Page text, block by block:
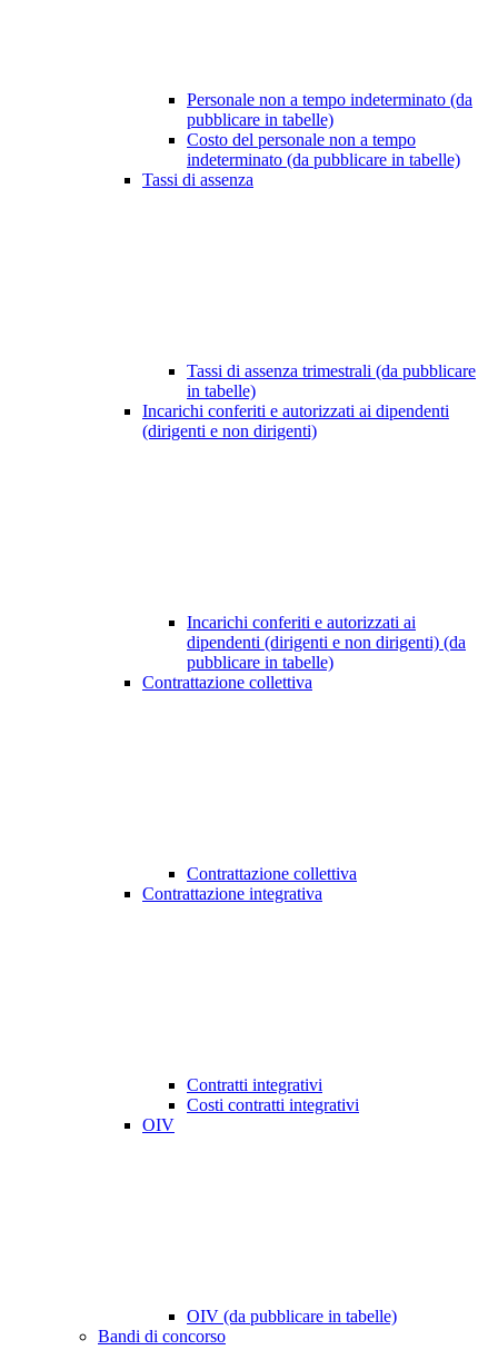
Personale non a tempo indeterminato (da
pubblicare in tabelle)
Costo del personale non a tempo
indeterminato (da pubblicare in tabelle)
Tassi di assenza
Tassi di assenza trimestrali (da pubblicare
in tabelle)
Incarichi conferiti e autorizzati ai dipendenti
(dirigenti e non dirigenti)
Incarichi conferiti e autorizzati ai
dipendenti (dirigenti e non dirigenti) (da
pubblicare in tabelle)
Contrattazione collettiva
Contrattazione collettiva
Contrattazione integrativa
Contratti integrativi
Costi contratti integrativi
OIV
OIV (da pubblicare in tabelle)
Bandi di concorso